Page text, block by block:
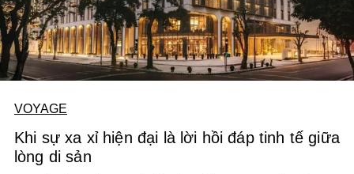
VOYAGE
Khi sự xa xỉ hiện đại là lời hồi đáp tinh tế giữa
lòng di sản